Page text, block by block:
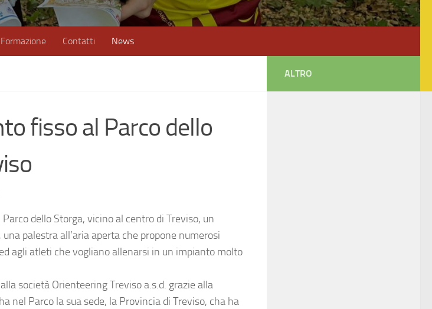
Contatti News
fisso al Parco dello
dello Storga, vicino al centro di Treviso, un
palestra all’aria aperta che propone numerosi
agli atleti che vogliano allenarsi in un impianto molto
società Orienteering Treviso a.s.d. grazie alla
nel Parco la sua sede, la Provincia di Treviso, cha ha
ALTRO